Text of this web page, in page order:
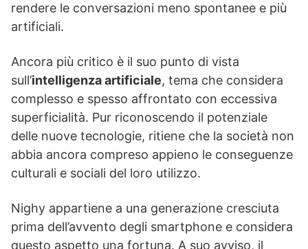
rendere le conversazioni meno spontanee e più
artificiali.
Ancora più critico è il suo punto di vista
sull’intelligenza artificiale, tema che considera
complesso e spesso affrontato con eccessiva
superficialità. Pur riconoscendo il potenziale
delle nuove tecnologie, ritiene che la società non
abbia ancora compreso appieno le conseguenze
culturali e sociali del loro utilizzo.
Nighy appartiene a una generazione cresciuta
prima dell’avvento degli smartphone e considera
questo aspetto una fortuna. A suo avviso, il